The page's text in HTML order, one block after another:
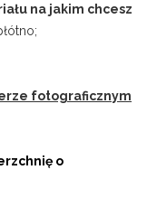
na jakim chcesz
fotograficznym
o